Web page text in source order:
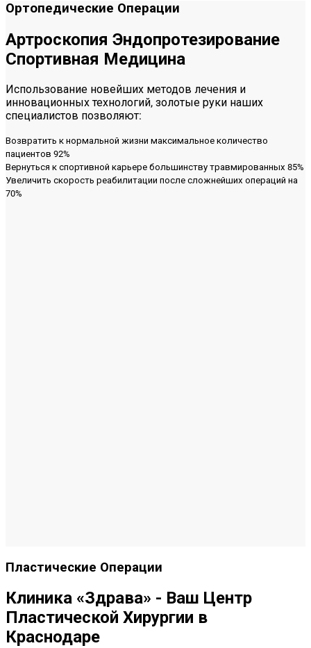
Ортопедические Операции
Артроскопия Эндопротезирование
Спортивная Медицина
Использование новейших методов лечения и
инновационных технологий, золотые руки наших
специалистов позволяют:
Возвратить к нормальной жизни максимальное количество
пациентов 92%
Вернуться к спортивной карьере большинству травмированных 85%
Увеличить скорость реабилитации после сложнейших операций на
70%
Пластические Операции
Клиника «Здрава» - Ваш Центр
Пластической Хирургии в
Краснодаре